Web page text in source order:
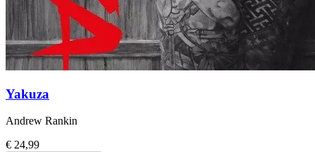
Yakuza
Andrew Rankin
€ 24,99